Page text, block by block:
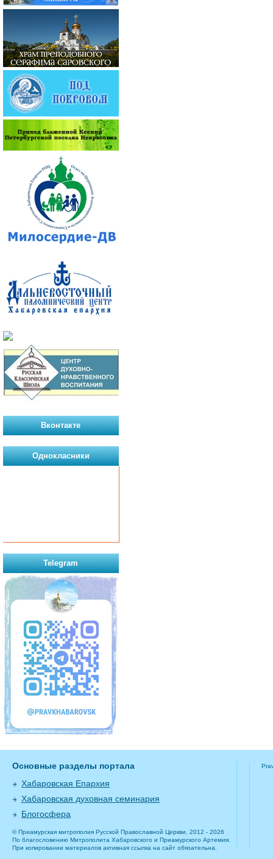
Вконтакте
Однокласники
Telegram
Основные разделы портала
Хабаровская Епархия
Хабаровская духовная семинария
Блогосфера
© Приамурская митрополия Русской Православной Церкви, 2012 - 2026
По благословению Митрополита Хабаровского и Приамурского Артемия.
При копировании материалов активная ссылка на сайт обязательна.